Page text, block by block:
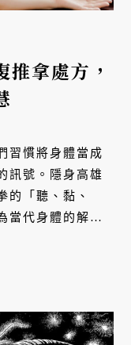
拿處方，
習慣將身體當成
訊號。隱身高雄
的「聽、黏、
當代身體的解